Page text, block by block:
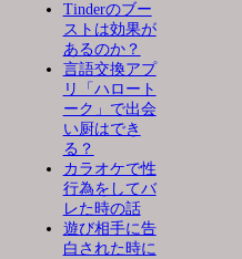
Tinderのブー
ストは効果が
あるのか？
言語交換アプ
リ「ハロート
ーク」で出会
い厨はでき
る？
カラオケで性
行為をしてバ
レた時の話
遊び相手に告
白された時に